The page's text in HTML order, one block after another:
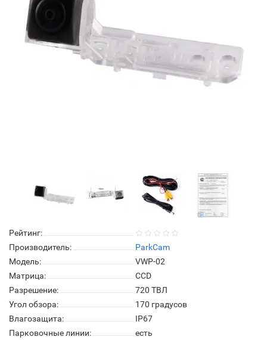
Рейтинг:
Производитель:
ParkCam
Модель:
VWP-02
Матрица:
СCD
Разрешение:
720 ТВЛ
Угол обзора:
170 градусов
Влагозащита:
IP67
Парковочные линии:
есть